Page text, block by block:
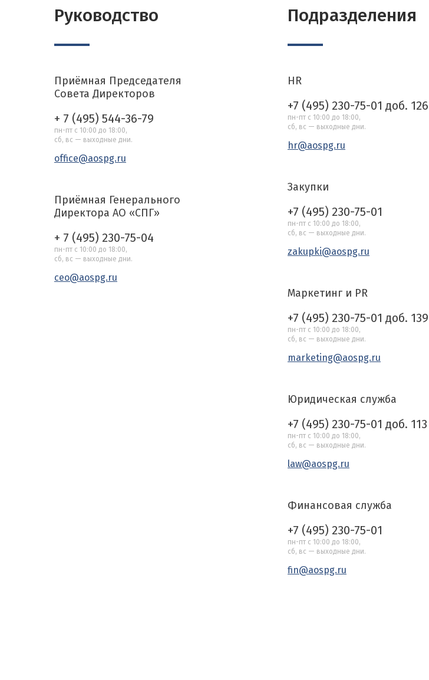
Руководство
Приёмная Председателя
Совета Директоров
+ 7 (495) 544-36-79
пн-пт с 10:00 до 18:00,
сб, вс — выходные дни.
office@aospg.ru
Приёмная Генерального
Директора АО «СПГ»
+ 7 (495) 230-75-04
пн-пт с 10:00 до 18:00,
сб, вс — выходные дни.
ceo@aospg.ru
Подразделения
HR
+7 (495) 230-75-01 доб. 126
пн-пт с 10:00 до 18:00,
сб, вс — выходные дни.
hr@aospg.ru
Закупки
+7 (495) 230-75-01
пн-пт с 10:00 до 18:00,
сб, вс — выходные дни.
zakupki@aospg.ru
Маркетинг и PR
+7 (495) 230-75-01 доб. 139
пн-пт с 10:00 до 18:00,
сб, вс — выходные дни.
marketing@aospg.ru
Юридическая служба
+7 (495) 230-75-01 доб. 113
пн-пт с 10:00 до 18:00,
сб, вс — выходные дни.
law@aospg.ru
Финансовая служба
+7 (495) 230-75-01
пн-пт с 10:00 до 18:00,
сб, вс — выходные дни.
fin@aospg.ru